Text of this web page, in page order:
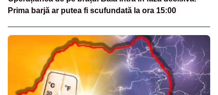
Prima barjă ar putea fi scufundată la ora 15:00